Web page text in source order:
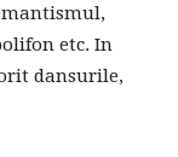
etc. In
dansurile,